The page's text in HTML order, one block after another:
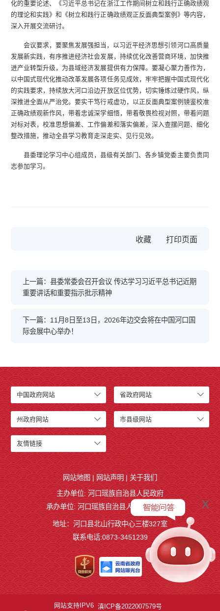
化的重要论述、《习近平总书记在浙江工作期间树立和践行正确政绩观
的理论和实践》和《树立和践行正确政绩观正反面典型案例》等内容，
深入开展交流研讨。
会议要求，要聚焦发展强担当，以习近平经济思想引领河口高质量
发展新实践，有序推进经济社会发展，持续优化改善营商环境，加快推
进产业转型升级，为县域经济发展提供有力保障。要凝心聚力善作为，
以中国式现代化推动改革发展各项任务见成效，牢牢把握中国式现代化
的实践要求，持续放大河口沿边开放区位优势，切实锤炼过硬作风，纵
深推进全面从严治党。要实干笃行戒虚功，以正反面典型案例镜鉴校准
正确政绩观新作风，带着忠诚深学细悟，带着敬畏检视对照，带着问题
对标对表，校准思想偏差、工作偏差和落实偏差，深入查摆问题、细化
整改措施，推动全县学习教育走深走实、见行见效。
县委理论学习中心组成员，县级有关部门、各乡镇党委主要负责同
志参加学习。
收藏
上一篇：县委常委会召开会议 传达学习习近平总书记近期
重要讲话和重要指示批示精神
下一篇：11月8日至13日，2026年边交会将在中国河口国
际会展中心举办！
中国政府网站 省政府网站
州政府网站 市县级网站
友情链接
网站地图 | 网站声明 | 关于我们
主办单位: 河口瑶族自治县人民政府
承办单位: 河口瑶族自治县人民政府办公室
地址：河口县北山行政中心三楼327室
联系电话:0873-3451239
x
网站支持IPV6 滇ICP备2022007579号